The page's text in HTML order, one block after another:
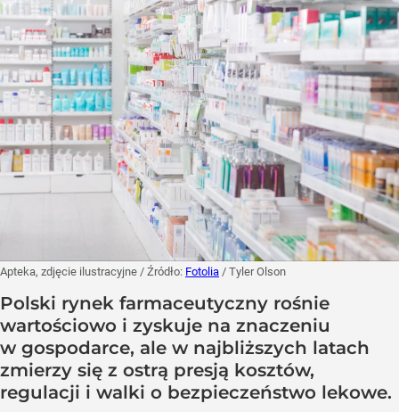
Apteka, zdjęcie ilustracyjne / Źródło: Fotolia / Tyler Olson
Polski rynek farmaceutyczny rośnie
wartościowo i zyskuje na znaczeniu
w gospodarce, ale w najbliższych latach
zmierzy się z ostrą presją kosztów,
regulacji i walki o bezpieczeństwo lekowe.